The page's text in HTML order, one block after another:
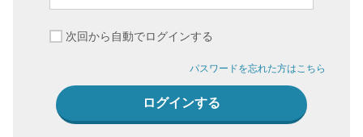
次回から自動でログインする
パスワードを忘れた方はこちら